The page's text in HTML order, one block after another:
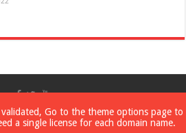
SANA Hakkında
Ajansı – SANA© 2026
Go to the theme options page to
a single license for each domain name.